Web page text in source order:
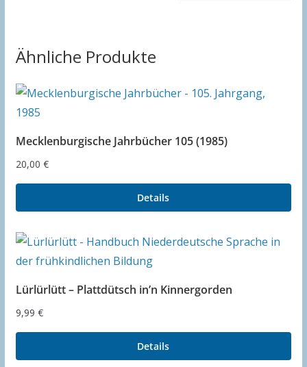
Ähnliche Produkte
Mecklenburgische Jahrbücher 105 (1985)
20,00 €
Details
Lürlürlütt – Plattdütsch in’n Kinnergorden
9,99 €
Details